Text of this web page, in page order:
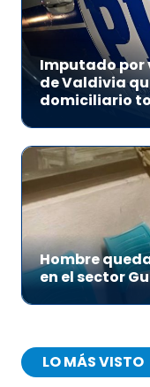
Imputado por
de Valdivia
domiciliario
Hombre
en el sector
LO MÁS VISTO